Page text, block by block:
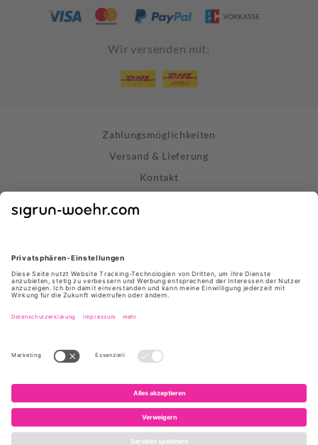
Wir versenden mit:
Zahlungsmöglichkeiten
Versand & Lieferung
Kontakt
Impressum